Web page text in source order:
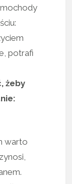
potrafi
żeby
warto